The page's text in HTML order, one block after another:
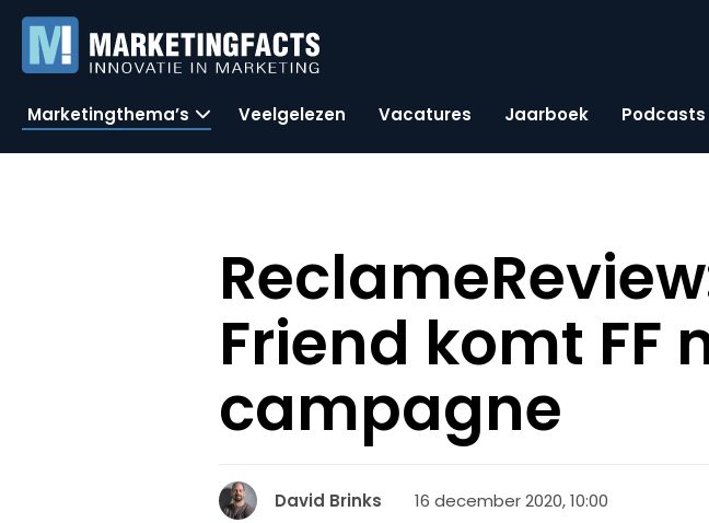
Marketingthema’s Veelgelezen Vacatures Jaarboek Podcasts
Friend komt FF
campagne
David Brinks 16 december 2020, 10:00